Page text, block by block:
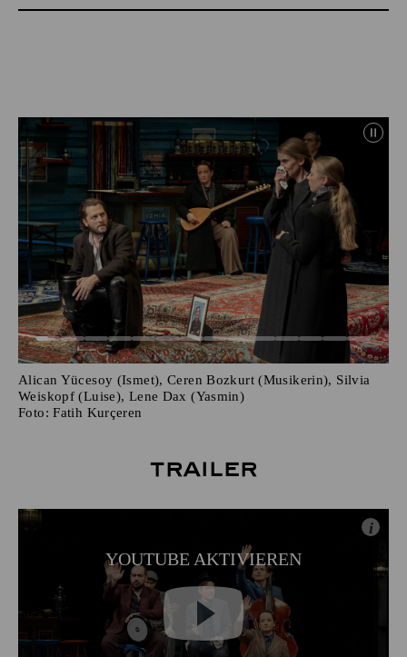
Alican Yücesoy (Ismet), Ceren Bozkurt (Musikerin), Silvia
Weiskopf (Luise), Lene Dax (Yasmin)
Foto: Fatih Kurçeren
Trailer
YOUTUBE AKTIVIEREN
i